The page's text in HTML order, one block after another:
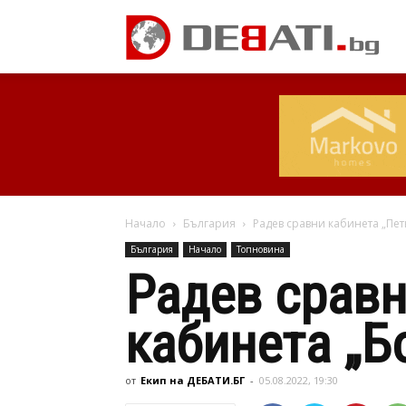
Начало България Радев сравни кабинета
България Начало Топновина
Радев
кабинета
от Екип на ДЕБАТИ.БГ - 05.08.2022, 19:30